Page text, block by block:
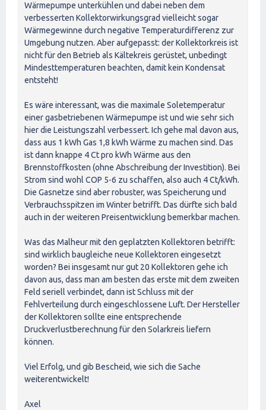
Wärmepumpe unterkühlen und dabei neben dem
verbesserten Kollektorwirkungsgrad vielleicht sogar
Wärmegewinne durch negative Temperaturdifferenz zur
Umgebung nutzen. Aber aufgepasst: der Kollektorkreis ist
nicht für den Betrieb als Kältekreis gerüstet, unbedingt
Mindesttemperaturen beachten, damit kein Kondensat
entsteht!
Es wäre interessant, was die maximale Soletemperatur
einer gasbetriebenen Wärmepumpe ist und wie sehr sich
hier die Leistungszahl verbessert. Ich gehe mal davon aus,
dass aus 1 kWh Gas 1,8 kWh Wärme zu machen sind. Das
ist dann knappe 4 Ct pro kWh Wärme aus den
Brennstoffkosten (ohne Abschreibung der Investition). Bei
Strom sind wohl COP 5-6 zu schaffen, also auch 4 Ct/kWh.
Die Gasnetze sind aber robuster, was Speicherung und
Verbrauchsspitzen im Winter betrifft. Das dürfte sich bald
auch in der weiteren Preisentwicklung bemerkbar machen.
Was das Malheur mit den geplatzten Kollektoren betrifft:
sind wirklich baugleiche neue Kollektoren eingesetzt
worden? Bei insgesamt nur gut 20 Kollektoren gehe ich
davon aus, dass man am besten das erste mit dem zweiten
Feld seriell verbindet, dann ist Schluss mit der
Fehlverteilung durch eingeschlossene Luft. Der Hersteller
der Kollektoren sollte eine entsprechende
Druckverlustberechnung für den Solarkreis liefern
können.
Viel Erfolg, und gib Bescheid, wie sich die Sache
weiterentwickelt!
Axel